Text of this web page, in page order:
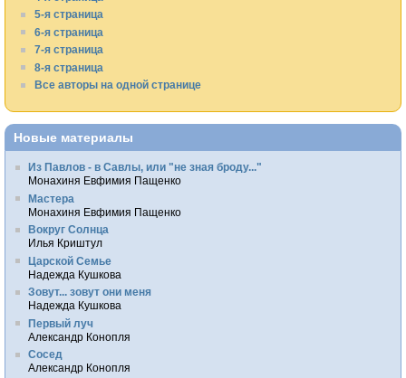
5-я страница
6-я страница
7-я страница
8-я страница
Все авторы на одной странице
Новые материалы
Из Павлов - в Савлы, или "не зная броду..."
Монахиня Евфимия Пащенко
Мастера
Монахиня Евфимия Пащенко
Вокруг Солнца
Илья Криштул
Царской Семье
Надежда Кушкова
Зовут... зовут они меня
Надежда Кушкова
Первый луч
Александр Конопля
Сосед
Александр Конопля